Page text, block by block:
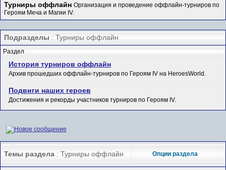
Турниры оффлайн Организация и проведение оффлайн-турниров по
Героям Меча и Магии IV.
Подразделы : Турниры оффлайн
Раздел
История турниров оффлайн
Архив прошедших оффлайн-турниров по Героям IV на HeroesWorld.
Подвиги наших героев
Достижения и рекорды участников турниров по Героям IV.
Темы раздела : Турниры оффлайн Опции раздела